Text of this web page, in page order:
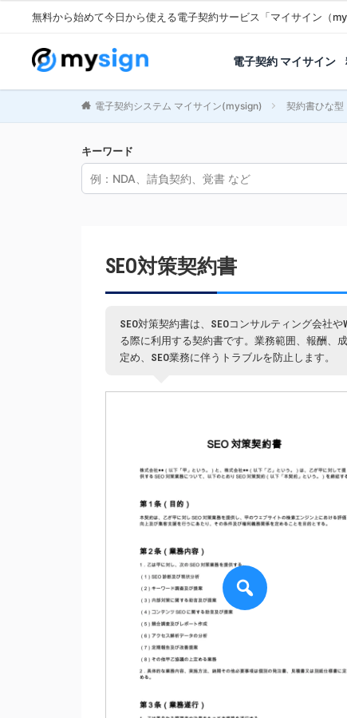
無料から始めて今日から使える電子契約サービス「マイサイン（
電子契約 マイサイン
電子契約システム マイサイン(mysign) 契約書ひな型
キーワード
SEO対策契約書
SEO対策契約書は、SEOコンサルティング会社
る際に利用する契約書です。業務範囲、報酬、
定め、SEO業務に伴うトラブルを防止します。